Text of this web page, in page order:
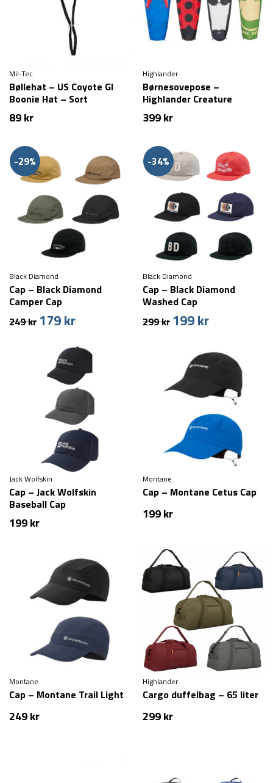
Mil-Tec
Bøllehat – US Coyote GI
Boonie Hat – Sort
89kr
Highlander
Børnesovepose –
Highlander Creature
399kr
-29%
Black Diamond
Cap – Black Diamond
Camper Cap
249kr Den
var:
249 kr.
179krDen
pris
179 kr.
-34%
Black Diamond
Cap – Black Diamond
Washed Cap
299kr Den
var:
299 kr.
199krDen
er:
199 kr.
Jack Wolfskin
Cap – Jack Wolfskin
Baseball Cap
199kr
Montane
Cap – Montane Cetus Cap
199kr
Montane
Cap – Montane Trail Light
249kr
Highlander
Cargo duffelbag – 65 liter
299kr